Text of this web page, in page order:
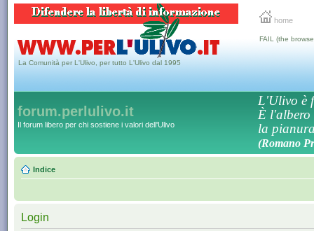
home
La Comunità per L'Ulivo, per tutto L'Ulivo dal 1995
FAIL (the
forum.perlulivo.it
Il forum libero per chi sostiene i valori dell'Ulivo
L'Ulivo è
È l'albero
la
(Romano
Indice
Login